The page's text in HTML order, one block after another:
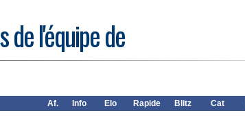
de l'équipe de
Af. Info Elo Rapide Blitz Cat